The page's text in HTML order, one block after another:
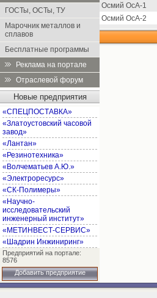
ГОСТы, ОСТы, ТУ
Марочник металлов и
сплавов
Бесплатные программы
Реклама на портале
Отраслевой форум
Новые предприятия
«СПЕЦПОСТАВКА»
«Златоустовский часовой
завод»
«Лантан»
«Резинотехника»
«Волчематьев А.Ю.»
«Электроресурс»
«СК-Полимеры»
«Научно-
исследовательский
инженерный институт»
«МЕТИНВЕСТ-СЕРВИС»
«Шадрин Инжиниринг»
Предприятий на портале:
8576
Добавить предприятие
Осмий ОсА-1
Осмий ОсА-2